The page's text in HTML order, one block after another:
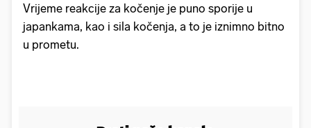
Vrijeme reakcije za kočenje je puno sporije u
japankama, kao i sila kočenja, a to je iznimno bitno
u prometu.